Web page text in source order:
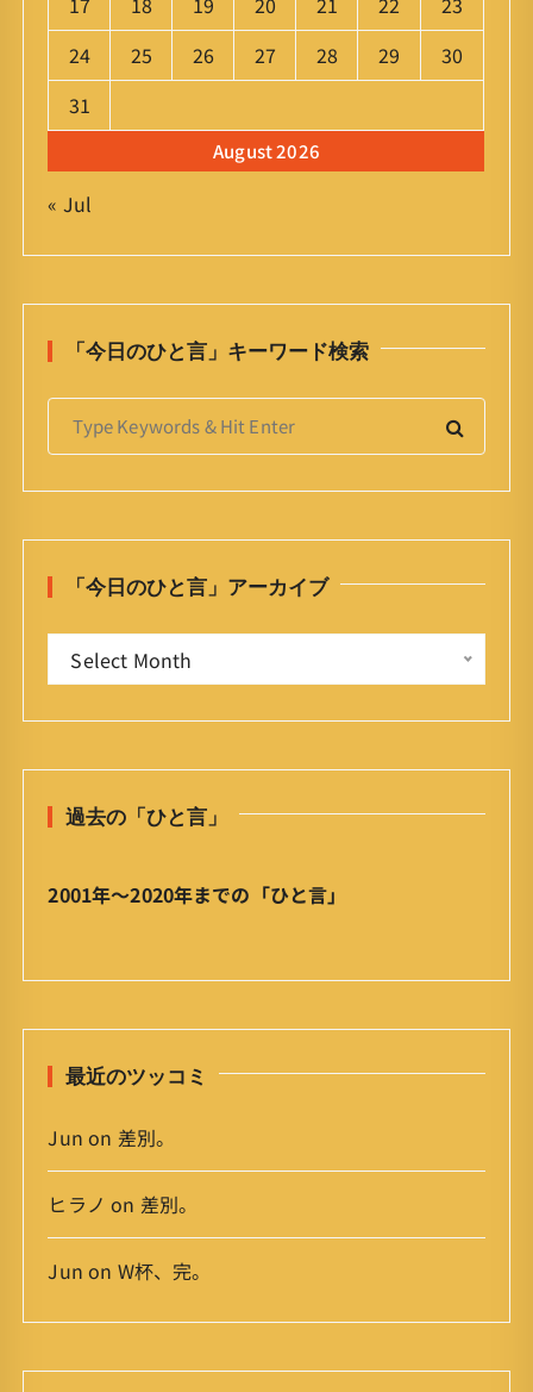
August 2026
24
25 26 27 28 29
30
31
« Jul
「今日のひと言」キーワード検索
S
r
:
「今日のひと言」アーカイブ
ひ
言
ア
イ
Select Month
過去の「ひと言」
2001年〜2020年までの「ひと言」
最近のツッコミ
Jun on 差別。
ヒラノ on 差別。
Jun on W杯、完。